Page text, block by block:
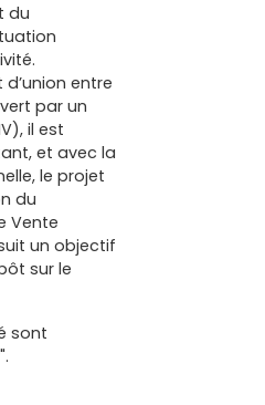
du
entre
par un
il est
et avec la
le projet
du
Vente
un objectif
sur le
sont